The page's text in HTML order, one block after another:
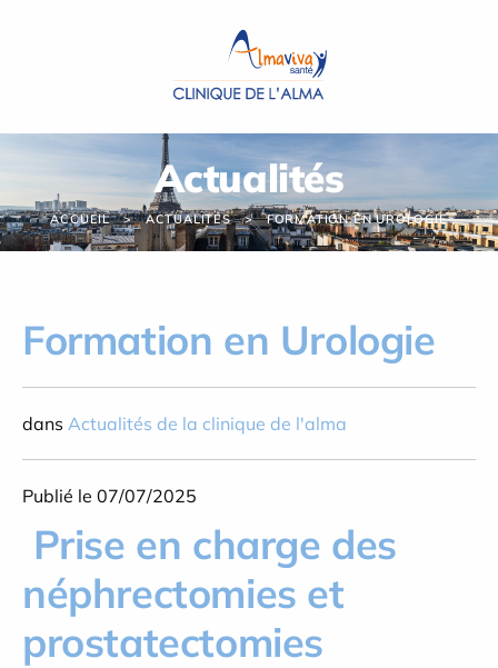
Actualités
ACCUEIL ACTUALITÉS FORMATION EN UROLOGIE
Formation en Urologie
dans Actualités de la clinique de l'alma
Publié le 07/07/2025
Prise en charge des
néphrectomies et
prostatectomies